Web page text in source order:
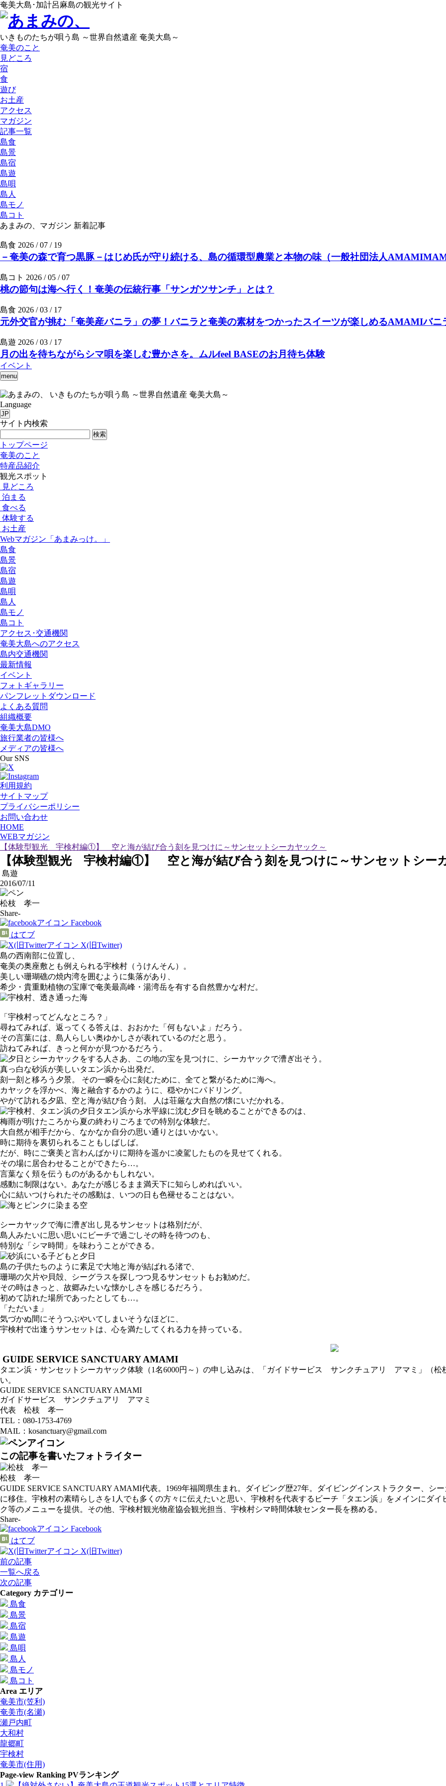
奄美大島･加計呂麻島の観光サイト
いきものたちが唄う島 ～世界自然遺産 奄美大島～
奄美のこと
見どころ
宿
食
遊び
お土産
アクセス
マガジン
記事一覧
島食
島景
島宿
島遊
島唄
島人
島モノ
島コト
あまみの、マガジン 新着記事
島食 2026 / 07 / 19
－奄美の森で育つ黒豚－はじめ氏が守り続ける、島の循環型農業と本物の味（一般社団法人
島コト 2026 / 05 / 07
桃の節句は海へ行く！奄美の伝統行事「サンガツサンチ」とは？
島食 2026 / 03 / 17
元外交官が挑む「奄美産バニラ」の夢！バニラと奄美の素材をつかったスイーツが楽しめるAMAMIバニ
島遊 2026 / 03 / 17
月の出を待ちながらシマ唄を楽しむ豊かさを。ムルfeel BASEのお月待ち体験
イベント
menu
いきものたちが唄う島 ～世界自然遺産 奄美大島～
Language
JP
サイト内検索
検索
トップページ
奄美のこと
特産品紹介
観光スポット
見どころ
泊まる
食べる
体験する
お土産
Webマガジン「あまみっけ。」
島食
島景
島宿
島遊
島唄
島人
島モノ
島コト
アクセス･交通機関
奄美大島へのアクセス
島内交通機関
最新情報
イベント
フォトギャラリー
パンフレットダウンロード
よくある質問
組織概要
奄美大島DMO
旅行業者の皆様へ
メディアの皆様へ
Our SNS
利用規約
サイトマップ
プライバシーポリシー
お問い合わせ
HOME
WEBマガジン
【体験型観光 宇検村編①】 空と海が結び合う刻を見つけに～サンセットシーカヤック～
【体験型観光 宇検村編①】 空と海が結び合う刻を見つけに～サンセットシー
島遊
2016/07/11
松枝 孝一
Share-
Facebook
はてブ
X(旧Twitter)
島の西南部に位置し、
奄美の奥座敷とも例えられる宇検村（うけんそん）。
美しい珊瑚礁の焼内湾を囲むように集落があり、
希少・貴重動植物の宝庫で奄美最高峰・湯湾岳を有する自然豊かな村だ。
「宇検村ってどんなところ？」
尋ねてみれば、返ってくる答えは、おおかた「何もないよ」だろう。
その言葉には、島人らしい奥ゆかしさが表れているのだと思う。
訪ねてみれば、きっと何かが見つかるだろう。
さあ、この地の宝を見つけに、シーカヤックで漕ぎ出そう。
真っ白な砂浜が美しいタエン浜から出発だ。
刻一刻と移ろう夕景。 その一瞬を心に刻むために、全てと繋がるために海へ。
カヤックを浮かべ、海と融合するかのように、穏やかにパドリング。
やがて訪れる夕凪、空と海が結び合う刻。 人は荘厳な大自然の懐にいだかれる。
タエン浜から水平線に沈む夕日を眺めることができるのは、
梅雨が明けたころから夏の終わりごろまでの特別な体験だ。
大自然が相手だから、なかなか自分の思い通りとはいかない。
時に期待を裏切られることもしばしば。
だが、時にご褒美と言わんばかりに期待を遥かに凌駕したものを見せてくれる。
その場に居合わせることができたら…。
言葉なく頬を伝うものがあるかもしれない。
感動に制限はない。あなたが感じるまま満天下に知らしめればいい。
心に結いつけられたその感動は、いつの日も色褪せることはない。
シーカヤックで海に漕ぎ出し見るサンセットは格別だが、
島人みたいに思い思いにビーチで過ごしその時を待つのも、
特別な「シマ時間」を味わうことができる。
島の子供たちのように素足で大地と海が結ばれる渚で、
珊瑚の欠片や貝殻、シーグラスを探しつつ見るサンセットもお勧めだ。
その時はきっと、故郷みたいな懐かしさを感じるだろう。
初めて訪れた場所であったとしても…。
「ただいま」
気づかぬ間にそうつぶやいてしまいそうなほどに、
宇検村で出逢うサンセットは、心を満たしてくれる力を持っている。
GUIDE SERVICE SANCTUARY AMAMI
タエン浜・サンセットシーカヤック体験（1名6000円～）の申し込みは、「ガイドサービス サンクチュアリ アマミ」（松
い。
GUIDE SERVICE SANCTUARY AMAMI
ガイドサービス サンクチュアリ アマミ
代表 松枝 孝一
TEL：080-1753-4769
MAIL：kosanctuary@gmail.com
この記事を書いたフォトライター
松枝 孝一
GUIDE SERVICE SANCTUARY AMAMI代表。1969年福岡県生まれ。ダイビング歴27年。ダイビングインストラクター、シ
に移住。宇検村の素晴らしさを1人でも多くの方々に伝えたいと思い、宇検村を代表するビーチ「タエン浜」をメインにダ
ク等のメニューを提供。その他、宇検村観光物産協会観光担当、宇検村シマ時間体験センター長を務める。
Share-
Facebook
はてブ
X(旧Twitter)
前の記事
一覧へ戻る
次の記事
Category カテゴリー
島食
島景
島宿
島遊
島唄
島人
島モノ
島コト
Area エリア
奄美市(笠利)
奄美市(名瀬)
瀬戸内町
大和村
龍郷町
宇検村
奄美市(住用)
Page-view Ranking PVランキング